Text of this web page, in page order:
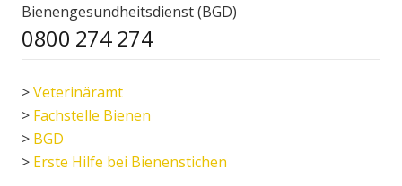
Bienengesundheitsdienst (BGD)
0800 274 274
>Veterinäramt
> Fachstelle Bienen
> BGD
> Erste Hilfe bei Bienenstichen